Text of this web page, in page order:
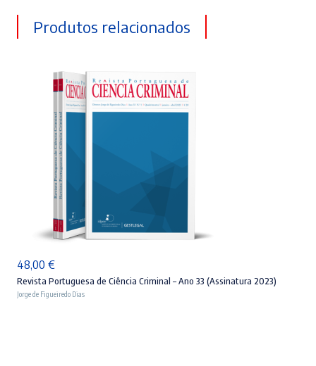
Produtos relacionados
48,00 €
Revista Portuguesa de Ciência Criminal – Ano 33 (Assinatura 2023)
Jorge de Figueiredo Dias